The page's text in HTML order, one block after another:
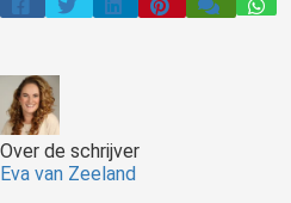
Over de schrijver
Eva van Zeeland